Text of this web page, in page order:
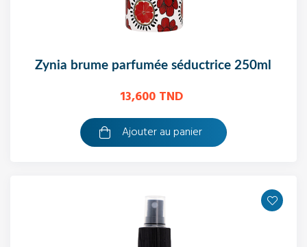
zynia brume parfumée séductrice 250ml
13,600 TND
Ajouter au panier